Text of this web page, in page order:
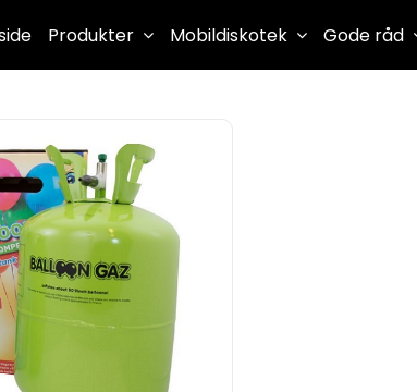
Produkter Mobildiskotek Gode råd